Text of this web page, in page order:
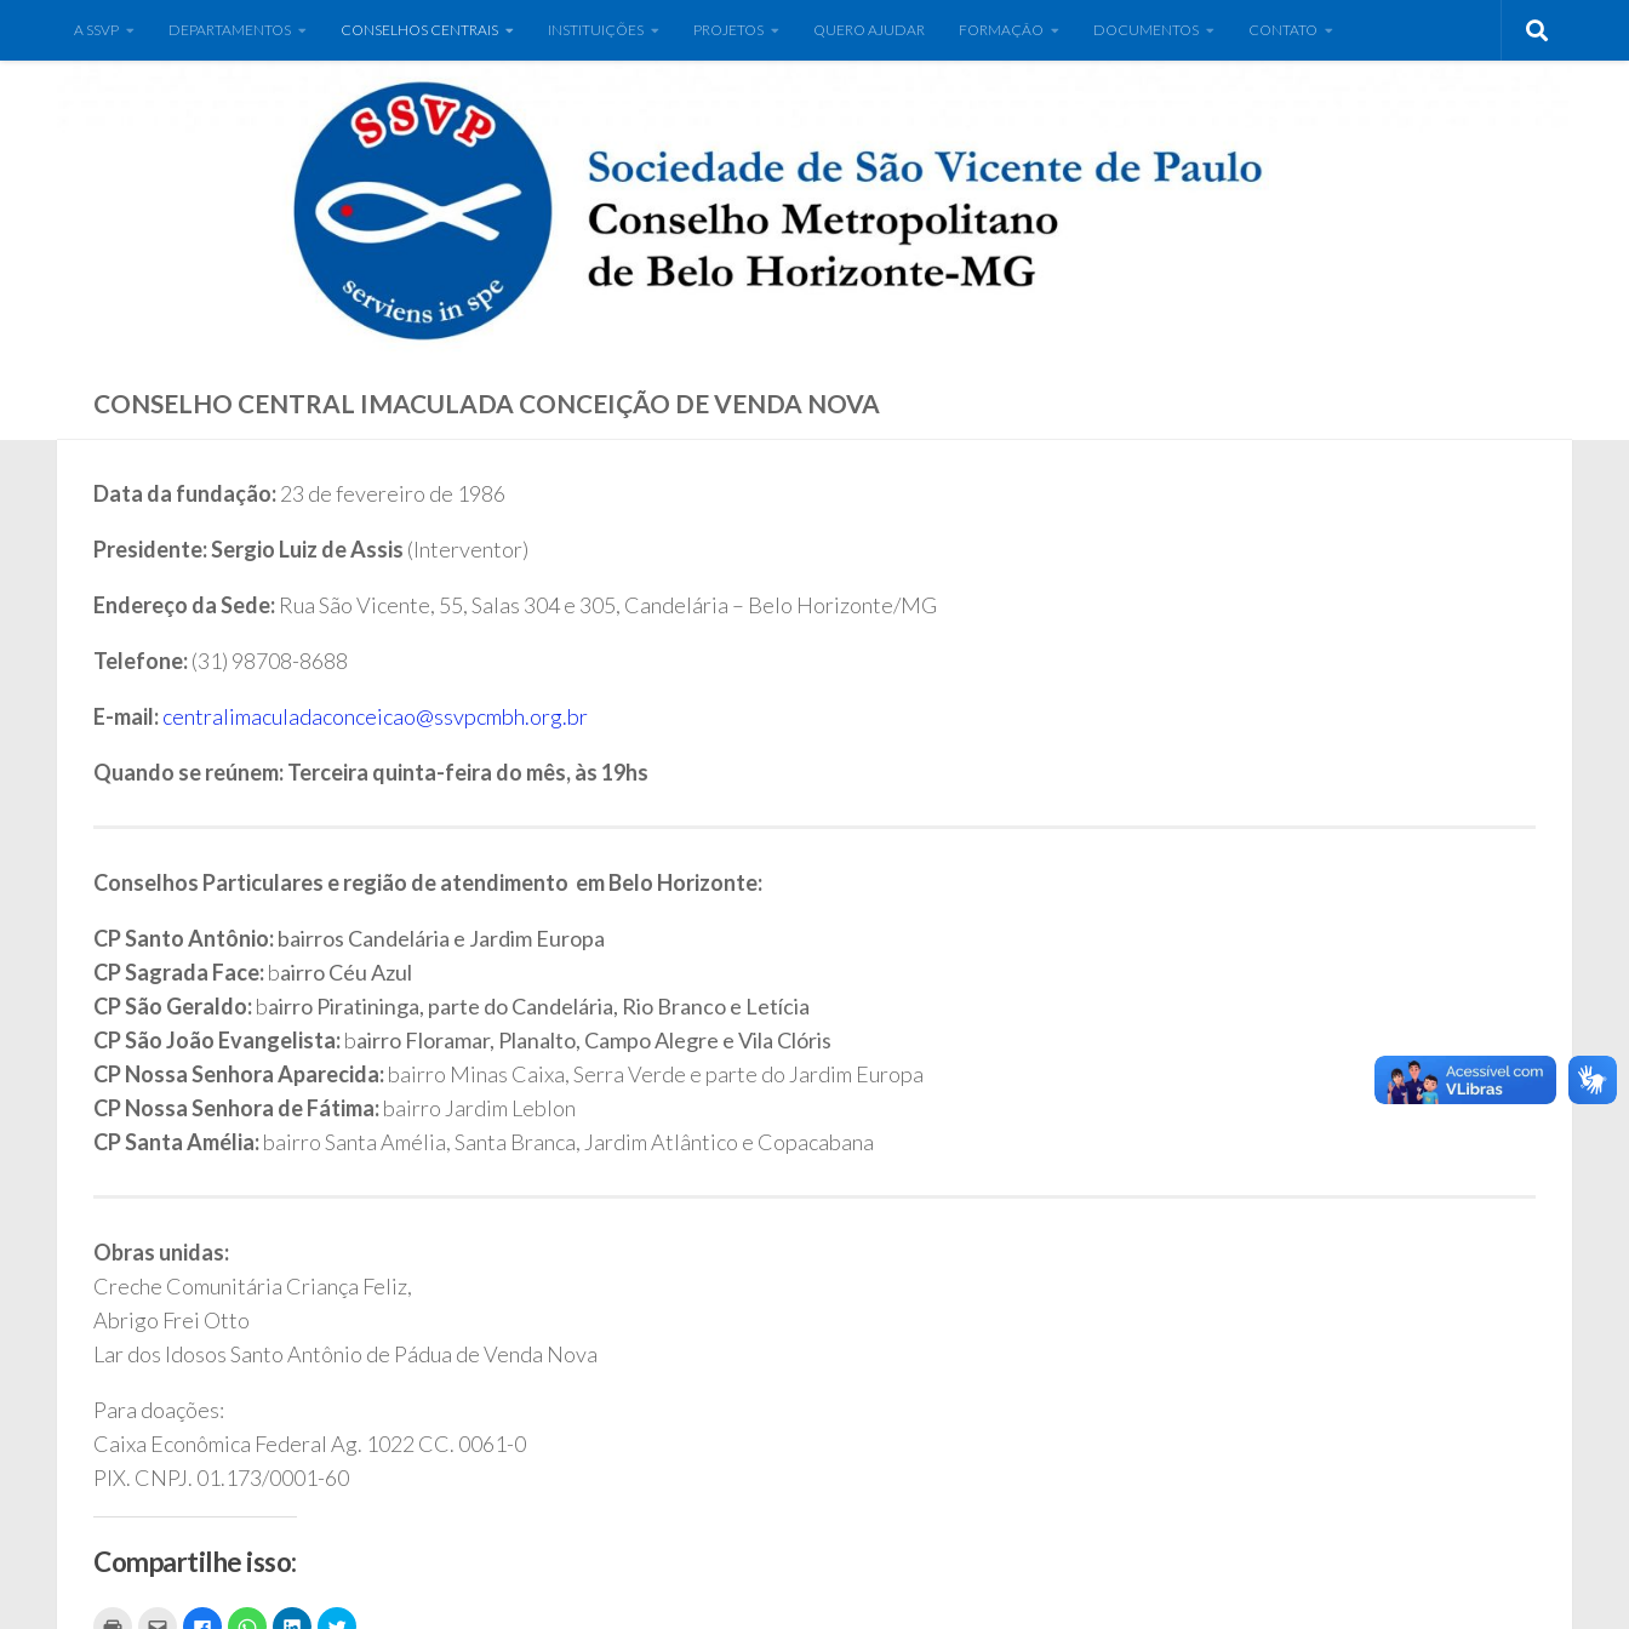
A SSVP DEPARTAMENTOS CONSELHOS CENTRAIS INSTITUIÇÕES PROJETOS QUERO AJUDAR FORMAÇÃO DOCUMENTOS CONTATO
CONSELHO CENTRAL IMACULADA CONCEIÇÃO DE VENDA NOVA
Data da fundação:23 de fevereiro de 1986
Presidente: Sergio Luiz de Assis (Interventor)
Endereço da Sede: Rua São Vicente, 55, Salas 304 e 305, Candelária – Belo Horizonte/MG
Telefone:(31) 98708-8688
E-mail:centralimaculadaconceicao@ssvpcmbh.org.br
Quando se reúnem: Terceira quinta-feira do mês, às 19hs
Conselhos Particulares e região de atendimento em Belo Horizonte:
CP Santo Antônio:bairros Candelária e Jardim Europa
CP Sagrada Face:bairro Céu Azul
CP São Geraldo:bairro Piratininga, parte do Candelária, Rio Branco e Letícia
CP São João Evangelista:bairro Floramar, Planalto, Campo Alegre e Vila Clóris
CP Nossa Senhora Aparecida:bairro Minas Caixa, Serra Verde e parte do Jardim Europa
CP Nossa Senhora de Fátima:bairro Jardim Leblon
CP Santa Amélia:bairro Santa Amélia, Santa Branca, Jardim Atlântico e Copacabana
Obras unidas:
Creche Comunitária Criança Feliz,
Abrigo Frei Otto
Lar dos Idosos Santo Antônio de Pádua de Venda Nova
Para doações:
Caixa Econômica Federal Ag. 1022 CC. 0061-0
PIX. CNPJ. 01.173/0001-60
Compartilhe isso:
Clique Clique Clique Clique Clique Clique